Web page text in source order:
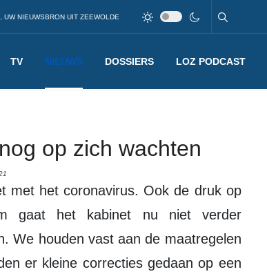
NIEUWSBRON UIT ZEEWOLDE
TV NIEUWS DOSSIERS LOZ PODCAST
op zich wachten
gaat het kabinet nu niet verder
We houden vast aan de maatregelen
er kleine correcties gedaan op een